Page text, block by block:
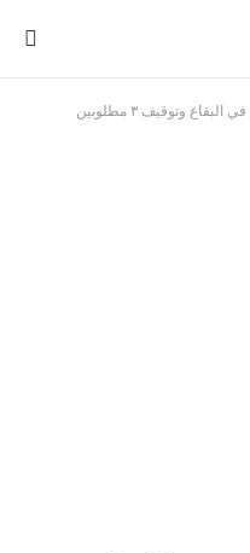
وتوقيف ٣ مطلوبين